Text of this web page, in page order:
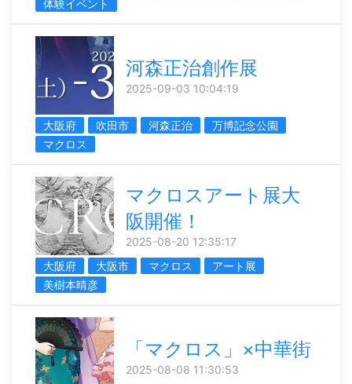
体験イベント
河森正治創作展
2025-09-03 10:04:19
大阪府 吹田市 河森正治
万博記念公園
マクロス
マクロスアート展大
阪開催！
2025-08-20 12:35:17
大阪府
大阪市 マクロス
アート展
美樹本晴彦
「マクロス」×中華街
2025-08-08 11:30:53